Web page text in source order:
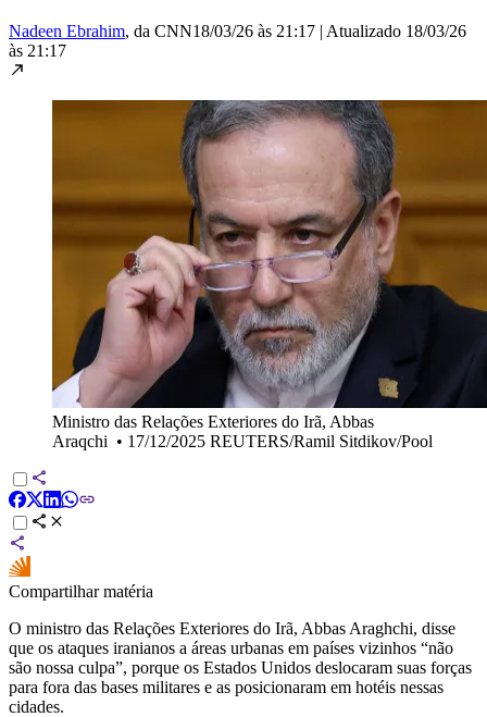
Nadeen Ebrahim, da CNN18/03/26 às 21:17 | Atualizado 18/03/26
às 21:17
Ministro das Relações Exteriores do Irã, Abbas
Araqchi • 17/12/2025 REUTERS/Ramil Sitdikov/Pool
Compartilhar matéria
O ministro das Relações Exteriores do Irã, Abbas Araghchi, disse
que os ataques iranianos a áreas urbanas em países vizinhos “não
são nossa culpa”, porque os Estados Unidos deslocaram suas forças
para fora das bases militares e as posicionaram em hotéis nessas
cidades.